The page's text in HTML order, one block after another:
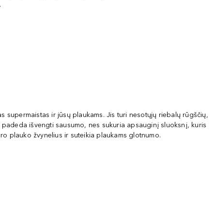
supermaistas ir jūsų plaukams. Jis turi nesotųjų riebalų rūgščių,
išvengti sausumo, nes sukuria apsauginį sluoksnį, kuris
plauko žvynelius ir suteikia plaukams glotnumo.